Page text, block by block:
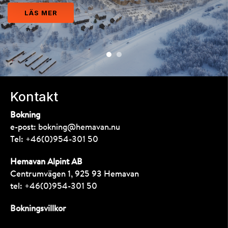
LÄS MER
KONTAKTA OSS
Kontakt
Bokning
e-post: bokning@hemavan.nu
Tel: +46(0)954-301 50
Hemavan Alpint AB
Centrumvägen 1, 925 93 Hemavan
tel: +46(0)954-301 50
Bokningsvillkor